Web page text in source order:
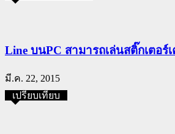
Line บนPC สามารถเล่นสติ๊กเตอร์
มี.ค. 22, 2015
เปรียบเทียบ